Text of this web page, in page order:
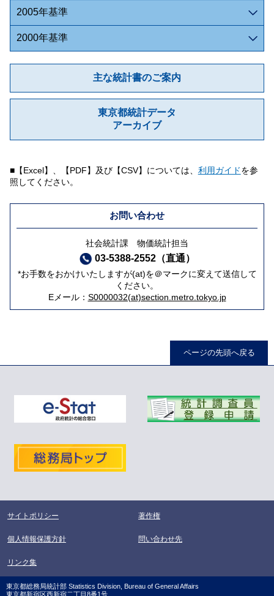
2005年基準
2000年基準
主な統計書のご案内
東京都統計データ
アーカイブ
■【Excel】、【PDF】及び【CSV】については、 利用ガイドを参
照してください。
お問い合わせ
社会統計課 物価統計担当
03-5388-2552（直通）
*お手数をおかけいたしますが(at)を＠マークに変えて送信して
ください。
Eメール： S0000032(at)section.metro.tokyo.jp
ページの先頭へ戻る
サイトポリシー 著作権
個人情報保護方針 問い合わせ先
リンク集
東京都総務局統計部 Statistics Division, Bureau of General Affairs
東京都新宿区西新宿二丁目8番1号